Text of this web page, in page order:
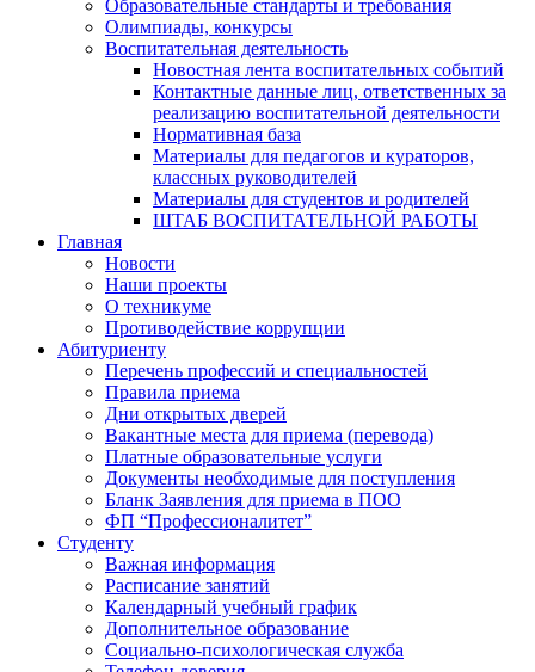
Образовательные стандарты и требования
Олимпиады, конкурсы
Воспитательная деятельность
Новостная лента воспитательных событий
Контактные данные лиц, ответственных за
реализацию воспитательной деятельности
Нормативная база
Материалы для педагогов и кураторов,
классных руководителей
Материалы для студентов и родителей
ШТАБ ВОСПИТАТЕЛЬНОЙ РАБОТЫ
Главная
Новости
Наши проекты
О техникуме
Противодействие коррупции
Абитуриенту
Перечень профессий и специальностей
Правила приема
Дни открытых дверей
Вакантные места для приема (перевода)
Платные образовательные услуги
Документы необходимые для поступления
Бланк Заявления для приема в ПОО
ФП “Профессионалитет”
Студенту
Важная информация
Расписание занятий
Календарный учебный график
Дополнительное образование
Социально-психологическая служба